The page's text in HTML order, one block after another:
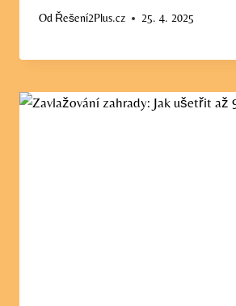
Od Řešení2Plus.cz 25. 4. 2025